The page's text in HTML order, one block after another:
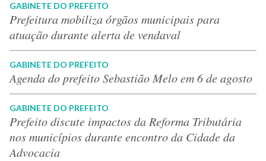
GABINETE DO PREFEITO
Prefeitura mobiliza órgãos municipais para
atuação durante alerta de vendaval
GABINETE DO PREFEITO
Agenda do prefeito Sebastião Melo em 6 de agosto
GABINETE DO PREFEITO
Prefeito discute impactos da Reforma Tributária
nos municípios durante encontro da Cidade da
Advocacia